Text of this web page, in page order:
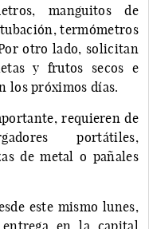
manguitos de
termómetros
otro lado, solicitan
y frutos secos e
los próximos días.
requieren de
portátiles,
de metal o pañales
este mismo lunes,
en la capital